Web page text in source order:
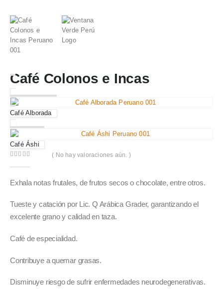
Café Colonos e Incas
Café Alborada
Café Áshi
( No hay valoraciones aún. )
Exhala notas frutales, de frutos secos o chocolate, entre otros.
Tueste y catación por Lic. Q Arábica Grader, garantizando el
excelente grano y calidad en taza.
Café de especialidad.
Contribuye a quemar grasas.
Disminuye riesgo de sufrir enfermedades neurodegenerativas.